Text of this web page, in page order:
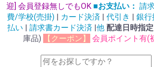
迎] 会員登録無しでもOK ■お支払い： 請
費/学校(売掛) | カード決済 | 代引き | 銀行
払い | 請求書カード決済 |他 配達日時指定
庫品)
【クーポン】 会員ポイント有(